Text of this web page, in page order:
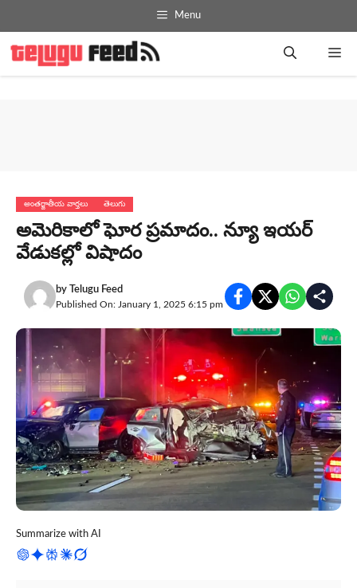
Menu
అంతర్జాతీయ వార్తలు తెలుగు
అమెరికాలో ఘోర ప్రమాదం.. న్యూ ఇయర్
వేడుకల్లో విషాదం
by Telugu Feed
Published On: January 1, 2025 6:15 pm
Summarize with AI